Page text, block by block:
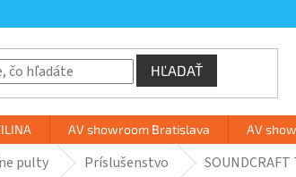
HĽADAŤ
AV showroom Bratislava AV
pulty Príslušenstvo SOUNDCRAFT